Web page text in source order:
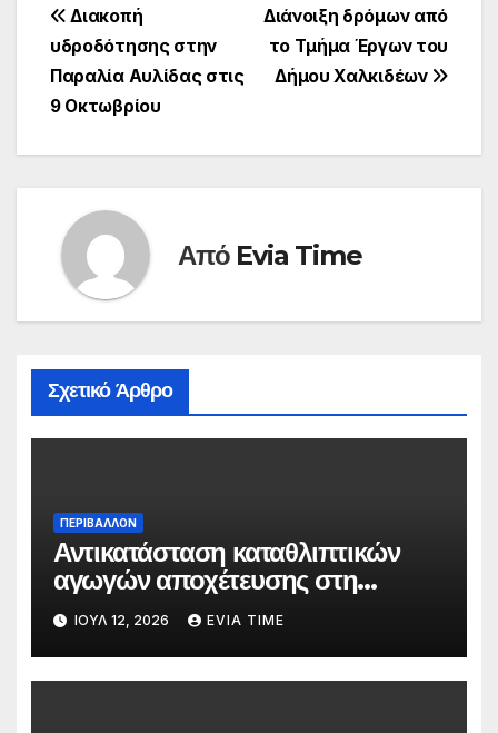
Πλοήγηση
άρθρων
Διάνοιξη δρόμων από
το Τμήμα Έργων του
Δήμου Χαλκιδέων
Διακοπή
υδροδότησης στην
Παραλία Αυλίδας στις
9 Οκτωβρίου
Από Evia Time
Σχετικό Άρθρο
ΠΕΡΙΒΑΛΛΟΝ
Αντικατάσταση καταθλιπτικών
αγωγών αποχέτευσης στη
Χαλκίδα τον Αύγουστο
ΙΟΎΛ 12, 2026 EVIA TIME